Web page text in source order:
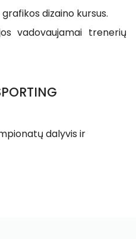
dizaino kursus.
vadovaujamai trenerių
dalyvis ir